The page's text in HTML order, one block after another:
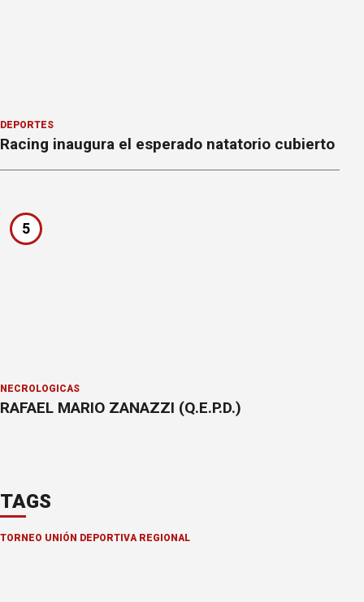
DEPORTES
Racing inaugura el esperado natatorio cubierto
5
NECROLÓGICAS
RAFAEL MARIO ZANAZZI (Q.E.P.D.)
TAGS
TORNEO UNIÓN DEPORTIVA REGIONAL